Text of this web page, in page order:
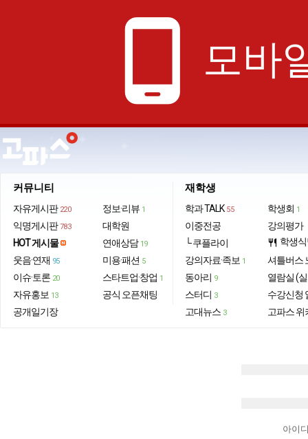
phone_android 모바
커뮤니티
자유게시판 220
익명게시판 783
HOT 게시물
웃음·연재 95
이슈·토론 20
자유홍보 13
공개일기장
정보·리뷰 1
대학원
연애상담 19
미용·패션 5
스타트업·창업 1
공식 오픈채팅
재학생
학과 TALK 55
이중전공
└ 쿠플라이
강의자료·족보 1
동아리 9
스터디 3
고대뉴스 3
학생회 1
강의평가
restaurant 학생
셔틀버스
열람실 (
수강신청
고파스 위
아이